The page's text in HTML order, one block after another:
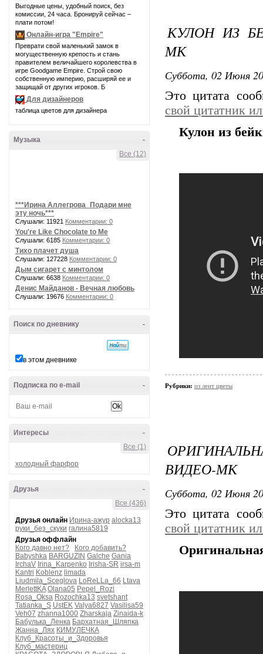
Выгодные цены, удобный поиск, без
комиссии, 24 часа. Бронируй сейчас –
плати потом!
Онлайн-игра "Empire"
Преврати свой маленький замок в
могущественную крепость и стань
правителем величайшего королевства в
игре Goodgame Empire. Строй свою
собственную империю, расширяй ее и
защищай от других игроков. Б
Для дизайнеров
таблица цветов для дизайнера
-
Музыка
Все (12)
***Ирина Аллегрова_Подари мне
эту ночь***
Слушали: 11921 Комментарии: 0
You're Like Chocolate to Me
Слушали: 6185 Комментарии: 0
Тихо плачет душа
Слушали: 127228 Комментарии: 0
Дым сигарет с минтолом
Слушали: 6638 Комментарии: 0
Денис Майданов - Вечная любовь
Слушали: 19676 Комментарии: 0
-
Поиск по дневнику
в этом дневнике
-
Подписка по e-mail
-
Интересы
Все (1)
холодный фарфор
-
Друзья
Все (436)
Друзья онлайн Ирина-ажур alocka13
руки_без_скуки галина5819
Друзья оффлайн
Кого давно нет?
Кого добавить?
Babyshka BARGUZIN Galche Gania
IrchaV Irina_Karpenko Irisha-SR irsa-m
Kantri Koblenz limada
Liudmila_Sceglova LoReLLa_66 Ltava
MerlettKA Olana05 Pepel_Rozi
Rosa_Oksa Rozochka13 svetshant
Tatianka_S UstEK Valya6827 Vasilisa59
Veh07 zhanna1000 Zharskaja Zinaida-k
Бабулька_Ленка Бархатная_Шляпка
Жанна_Лях КИМУЛЕЧКА
Клуб_Красоты_и_Здоровья
Клуб_мастериц
КУЛОН ИЗ
МК
Суббота, 02 Июня
Это цитата
свой цитатник
Кулон из
Рубрики: из лент цветы
ВИДЕО-МК
Суббота, 02 Июня
Это цитата
свой цитатник